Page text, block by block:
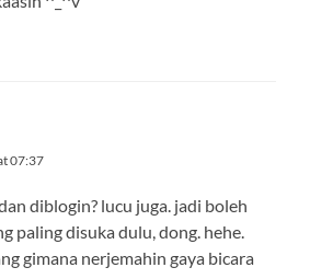
07:37
diblogin? lucu juga. jadi boleh
paling disuka dulu, dong. hehe.
gimana nerjemahin gaya bicara